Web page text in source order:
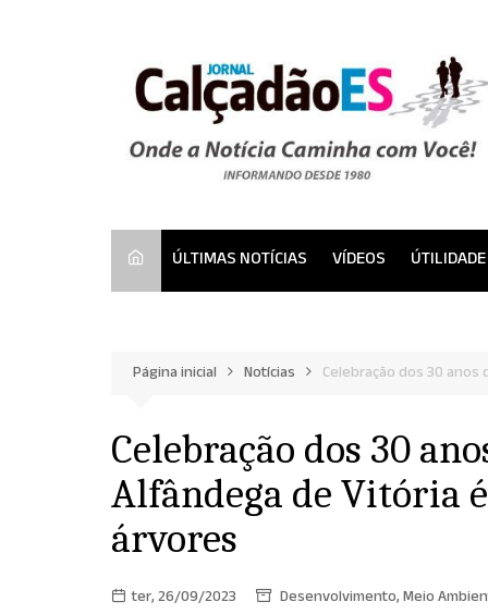
ÚLTIMAS NOTÍCIAS VÍDEOS
Página inicial Notícias Celebração dos 30
Celebração dos 30
Alfândega de Vitória
árvores
ter, 26/09/2023 Desenvolvimento,Meio